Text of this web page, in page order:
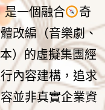
是一個融合
奇
改編（音樂劇、
）的虛擬集團經
內容建構，追求
並非真實企業資